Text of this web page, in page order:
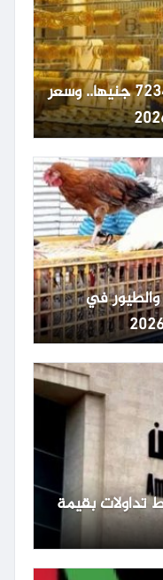
عيار 24 دون مصنعية يسجل 7234 جنيها.. وسعر
والطيور في
0.22% وسط تداولات بقيمة